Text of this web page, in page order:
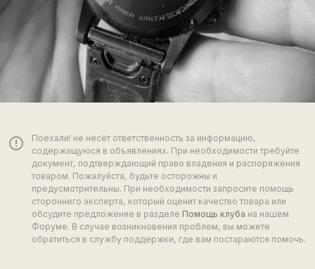
error_outline
Поехали! не несёт ответственность за информацию,
содержащуюся в объявлениях. При необходимости требуйте
документ, подтверждающий право владения и распоряжения
товаром. Пожалуйста, будьте осторожны и
предусмотрительны. При необходимости запросите помощь
стороннего эксперта, который оценит качество товара или
обсудите предложение в разделе Помощь клуба на нашем
Форуме. В случае возникновения проблем, вы можете
обратиться в службу поддержки, где вам постараются помочь.